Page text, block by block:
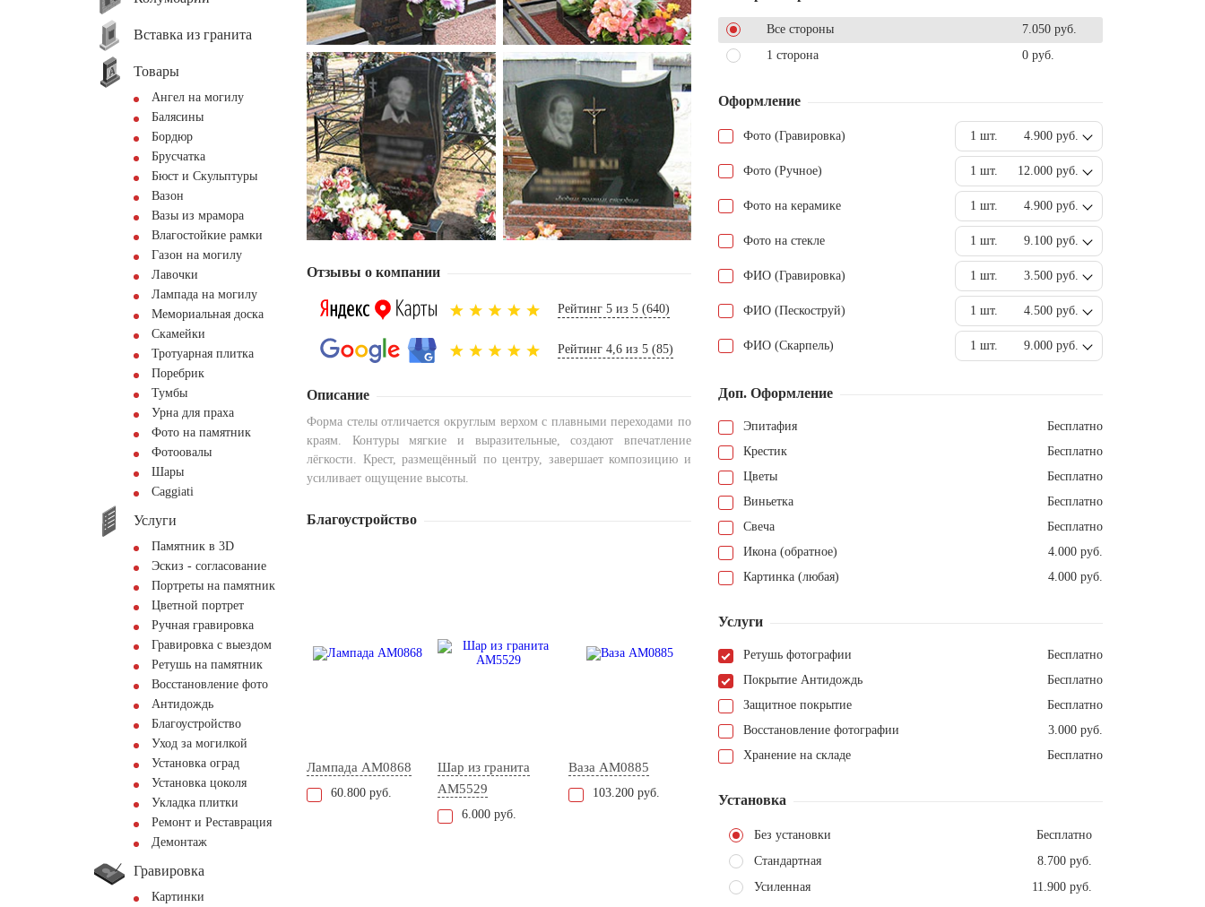
Вставка из гранита
Товары
Ангел на могилу
Балясины
Бордюр
Брусчатка
Бюст и Скульптуры
Вазон
Вазы из мрамора
Влагостойкие рамки
Газон на могилу
Лавочки
Лампада на могилу
Мемориальная доска
Скамейки
Тротуарная плитка
Поребрик
Тумбы
Урна для праха
Фото на памятник
Фотоовалы
Шары
Сaggiati
Услуги
Памятник в 3D
Эскиз - согласование
Портреты на памятник
Цветной портрет
Ручная гравировка
Гравировка с выездом
Ретушь на памятник
Восстановление фото
Антидождь
Благоустройство
Уход за могилкой
Установка оград
Установка цоколя
Укладка плитки
Ремонт и Реставрация
Демонтаж
Гравировка
Картинки
Отзывы о компании
Рейтинг 5 из 5 (640)
Рейтинг 4,6 из 5 (85)
Описание
Форма стелы отличается округлым верхом с плавными переходами по
краям. Контуры мягкие и выразительные, создают впечатление
лёгкости. Крест, размещённый по центру, завершает композицию и
усиливает ощущение высоты.
Благоустройство
Лампада AM0868
60.800 руб.
Шар из гранита
AM5529
6.000 руб.
Ваза AM0885
103.200 руб.
Все стороны
7.050 руб.
1 сторона
0 руб.
Оформление
Фото (Гравировка) 1 шт. 4.900 руб.
Фото (Ручное) 1 шт. 12.000 руб.
Фото на керамике 1 шт. 4.900 руб.
Фото на стекле 1 шт. 9.100 руб.
ФИО (Гравировка) 1 шт. 3.500 руб.
ФИО (Пескоструй) 1 шт. 4.500 руб.
ФИО (Скарпель) 1 шт. 9.000 руб.
Доп. Оформление
Эпитафия
Бесплатно
Крестик
Бесплатно
Цветы
Бесплатно
Виньетка
Бесплатно
Свеча
Бесплатно
Икона (обратное)
4.000 руб.
Картинка (любая)
4.000 руб.
Услуги
Ретушь фотографии
Бесплатно
Покрытие Антидождь
Бесплатно
Защитное покрытие
Бесплатно
Восстановление фотографии
3.000 руб.
Хранение на складе
Бесплатно
Установка
Без установки
Бесплатно
Стандартная
8.700 руб.
Усиленная
11.900 руб.